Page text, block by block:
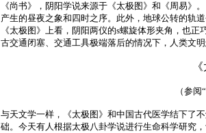
《尚书》，阴阳学说来源于《太极图》和《周易》
产生的昼夜之象和四时之序。此外，地球公转的轨
《太极图》上看，阴阳两仪的s螺旋体形夹角，也
古交通闭塞、交通工具极端落后的情况下，人类文
（参阅“
与天文学一样，《太极图》和中国古代医学结下了
础。今天有人根据太极八卦学说进行生命科学研究